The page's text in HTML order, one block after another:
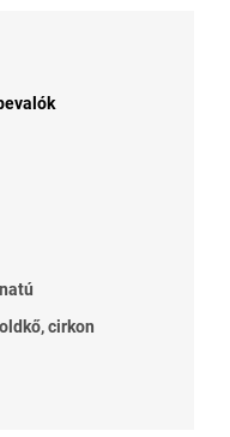
cirkon